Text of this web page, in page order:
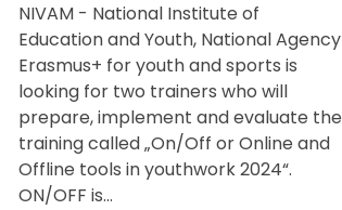
NIVAM - National Institute of
Education and Youth, National Agency
Erasmus+ for youth and sports is
looking for two trainers who will
prepare, implement and evaluate the
training called „On/Off or Online and
Offline tools in youthwork 2024“.
ON/OFF is...